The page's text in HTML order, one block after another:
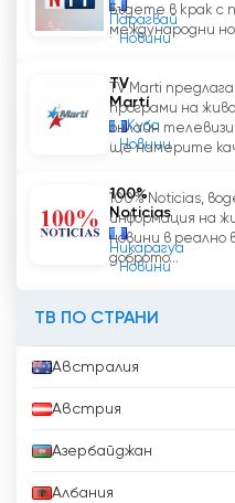
Парагвай
Новини
Бъдете в крак с
международни
TV
Martí
Куба
Новини
TV Marti
програми на
онлайн
ще намерите
100%
Noticias
Никарагуа
Новини
100% Noticias,
информация на
новини в
доброто...
ТВ ПО СТРАНИ
Австралия
Австрия
Азербайджан
Албания